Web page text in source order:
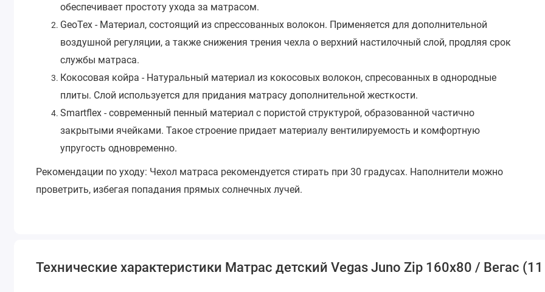
обеспечивает простоту ухода за матрасом.
GeoTex - Материал, состоящий из спрессованных волокон. Применяется для дополнительной
воздушной регуляции, а также снижения трения чехла о верхний настилочный слой, продляя срок
службы матраса.
Кокосовая койра - Натуральный материал из кокосовых волокон, спресованных в однородные
плиты. Слой используется для придания матрасу дополнительной жесткости.
Smartflex - современный пенный материал с пористой структурой, образованной частично
закрытыми ячейками. Такое строение придает материалу вентилируемость и комфортную
упругость одновременно.
Рекомендации по уходу: Чехол матраса рекомендуется стирать при 30 градусах. Наполнители можно
проветрить, избегая попадания прямых солнечных лучей.
Технические характеристики Матрас детский Vegas Juno Zip 160х80 / Вегас